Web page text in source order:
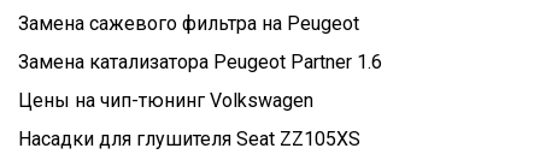
Замена сажевого фильтра на Peugeot
Замена катализатора Peugeot Partner 1.6
Цены на чип-тюнинг Volkswagen
Насадки для глушителя Seat ZZ105XS